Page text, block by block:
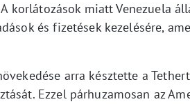
korlátozások miatt Venezuela
és fizetések kezelésére,
arra késztette a
Ezzel párhuzamosan az